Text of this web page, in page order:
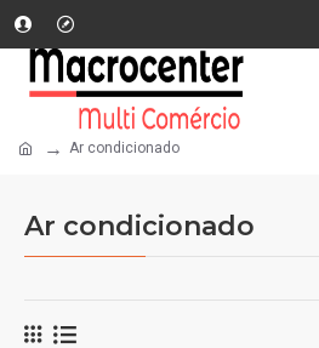
Ar condicionado
Ar condicionado